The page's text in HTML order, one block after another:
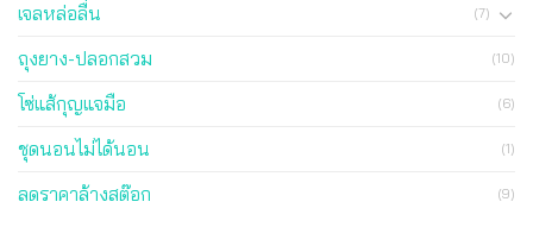
เจลหล่อลื่น (7)
ถุงยาง-ปลอกสวม (10)
โซ่แส้กุญแจมือ (6)
ชุดนอนไม่ได้นอน (1)
ลดราคาล้างสต๊อก (9)